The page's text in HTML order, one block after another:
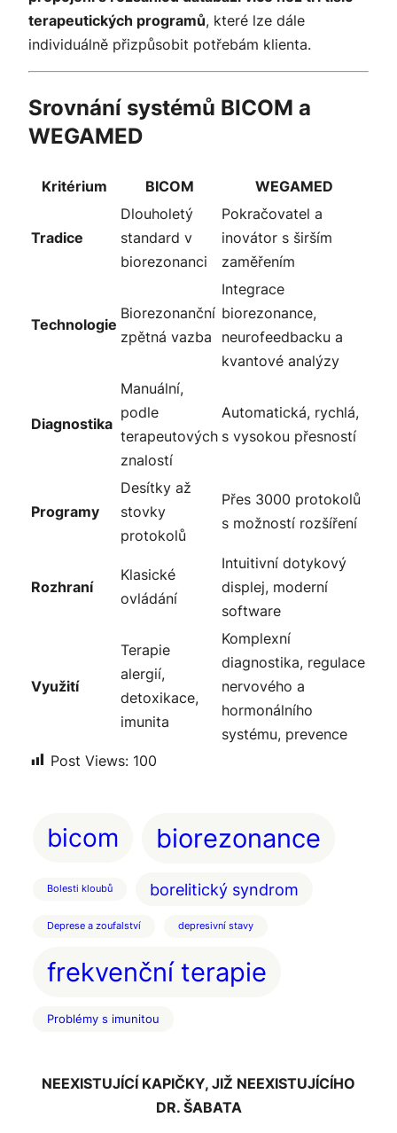
terapeutických programů, které lze dále
individuálně přizpůsobit potřebám klienta.
Srovnání systémů BICOM a
WEGAMED
Kritérium BICOM WEGAMED
Tradice
Dlouholetý
standard v
biorezonanci
Pokračovatel a
inovátor s širším
zaměřením
Technologie
Biorezonanční
zpětná vazba
Integrace
biorezonance,
neurofeedbacku a
kvantové analýzy
Diagnostika
Manuální,
podle
terapeutových
znalostí
Automatická, rychlá,
s vysokou přesností
Programy
Desítky až
stovky
protokolů
Přes 3000 protokolů
s možností rozšíření
Rozhraní
Klasické
ovládání
Intuitivní dotykový
displej, moderní
software
Využití
Terapie
alergií,
detoxikace,
imunita
Komplexní
diagnostika, regulace
nervového a
hormonálního
systému, prevence
Post Views: 100
bicom biorezonance
Bolesti kloubů borelitický syndrom
Deprese a zoufalství depresivní stavy
frekvenční terapie
Problémy s imunitou
NEEXISTUJÍCÍ KAPIČKY, JIŽ NEEXISTUJÍCÍHO
DR. ŠABATA